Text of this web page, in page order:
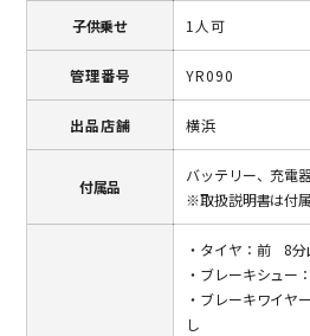
子供乗せ 1人可
管理番号 YR090
出品店舗 横浜
付属品
バッテリー、充電
※取扱説明書は付属
・タイヤ：前 8
・ブレーキシュー
・ブレーキワイ
し